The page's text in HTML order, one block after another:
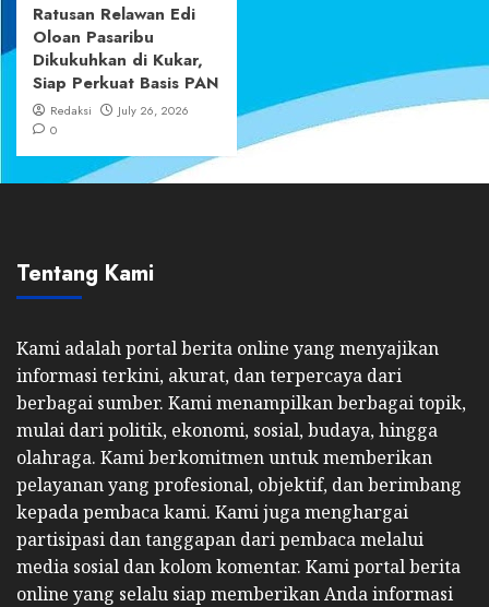
Ratusan Relawan Edi
Oloan Pasaribu
Dikukuhkan di Kukar,
Siap Perkuat Basis PAN
Redaksi
July 26, 2026
0
Tentang Kami
Kami adalah portal berita online yang menyajikan
informasi terkini, akurat, dan terpercaya dari
berbagai sumber. Kami menampilkan berbagai topik,
mulai dari politik, ekonomi, sosial, budaya, hingga
olahraga. Kami berkomitmen untuk memberikan
pelayanan yang profesional, objektif, dan berimbang
kepada pembaca kami. Kami juga menghargai
partisipasi dan tanggapan dari pembaca melalui
media sosial dan kolom komentar. Kami portal berita
online yang selalu siap memberikan Anda informasi